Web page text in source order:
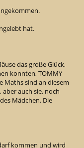
hat.
das große Glück,
konnten, TOMMY
Maths sind an diesem
auch sie, noch
Mädchen. Die
kommen und wird